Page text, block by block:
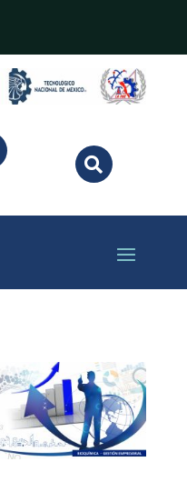
